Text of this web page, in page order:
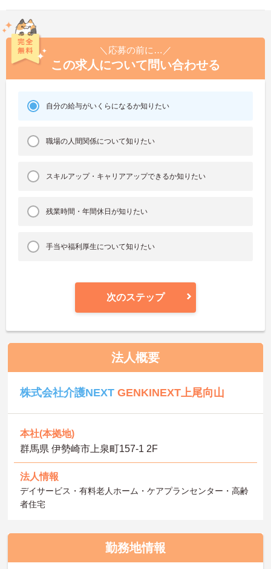
＼応募の前に…／
この求人について問い合わせる
自分の給与がいくらになるか知りたい
職場の人間関係について知りたい
スキルアップ・キャリアアップできるか知りたい
残業時間・年間休日が知りたい
手当や福利厚生について知りたい
次のステップ
法人概要
株式会社介護NEXTGENKINEXT上尾向山
本社(本拠地)
群馬県 伊勢崎市上泉町157-1 2F
法人情報
デイサービス・有料老人ホーム・ケアプランセンター・高齢
者住宅
勤務地情報